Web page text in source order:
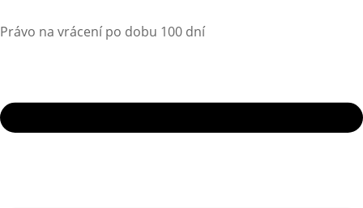
Právo na vrácení po dobu 100 dní